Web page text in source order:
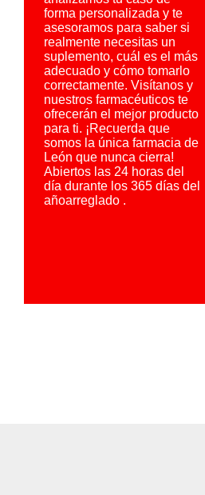
forma personalizada y te
asesoramos para saber si
realmente necesitas un
suplemento, cuál es el más
adecuado y cómo tomarlo
correctamente. Visítanos y
nuestros farmacéuticos te
ofrecerán el mejor producto
para ti. ¡Recuerda que
somos la única farmacia de
León que nunca cierra!
Abiertos las 24 horas del
día durante los 365 días del
añoarreglado .